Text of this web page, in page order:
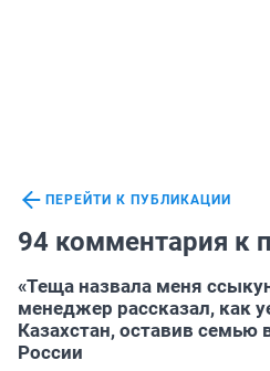
ПЕРЕЙТИ К ПУБЛИКАЦИИ
94 комментария к
«Теща назвала меня
менеджер рассказал, как
Казахстан, оставив семью
России